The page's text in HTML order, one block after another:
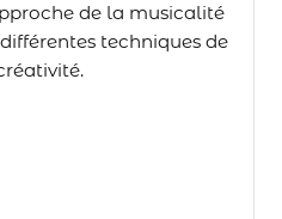
de la musicalité
techniques de